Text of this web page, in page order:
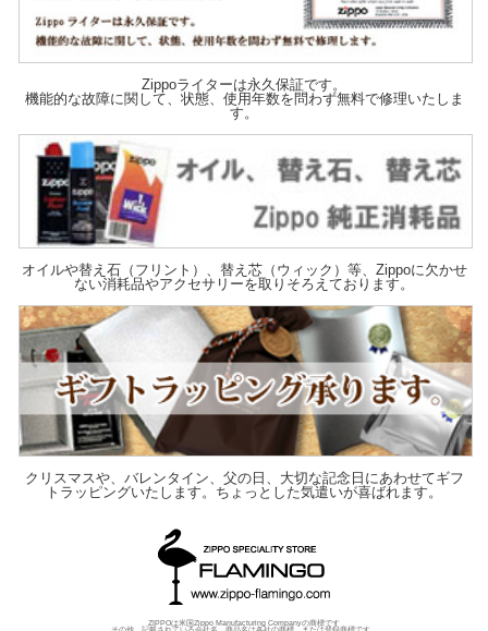
Zippoライターは永久保証です。
機能的な故障に関して、状態、使用年数を問わず無料で修理いたしま
す。
オイルや替え石（フリント）、替え芯（ウィック）等、Zippoに欠かせ
ない消耗品やアクセサリーを取りそろえております。
クリスマスや、バレンタイン、父の日、大切な記念日にあわせてギフ
トラッピングいたします。ちょっとした気遣いが喜ばれます。
ZIPPOは米国Zippo Manufacturing Companyの商標です
その他、記載されている会社名、商品名は各社の商標、または登録商標です。